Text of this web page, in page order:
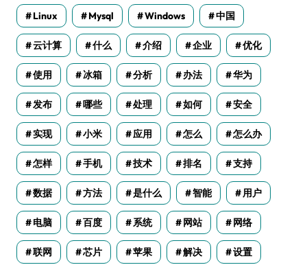
Linux Mysql Windows 中国
云计算 什么 介绍 企业 优化
使用 冰箱 分析 办法 华为
发布 哪些 处理 如何 安全
实现 小米 应用 怎么 怎么办
怎样 手机 技术 排名 支持
数据 方法 是什么 智能 用户
电脑 百度 系统 网站 网络
联网 芯片 苹果 解决 设置